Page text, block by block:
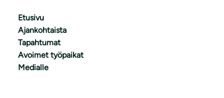
Etusivu
Ajankohtaista
Tapahtumat
Avoimet työpaikat
Medialle